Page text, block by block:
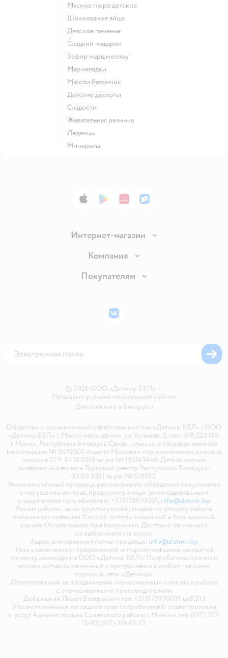
мясное пюре детское
шоколадное яйцо
детское печенье
сладкий подарок
зефир маршмеллоу
мармеладки
мюсли батончик
детские десерты
сладости
жевательная резинка
леденцы
Минералы
App StoreGoogle Play
AppGallery
RuStore
Интернет-магазин
Доставка и оплата
Правила продажи
Политика использования файлов cookie
Компания
Вакансии
Покупателям
Бонусные карты
© 2026 ООО «Детмир БЕЛ» •
Правовые условия пользования сайтом
Детский мир в Беларуси
Общество с ограниченной ответственностью «Детмир БЕЛ» ( ООО
«Детмир БЕЛ» ). Место нахождения: ул. Кульман, 3, пом. 319, 220100,
г. Минск, Республика Беларусь. Свидетельство о государственной
регистрации № 0072500 выдано Минским горисполкомом, внесена
запись в ЕГР 01.10.2018 за рег.№ 193143448. Дата внесения
интернет-магазина в Торговый реестр Республики Беларусь:
09.09.2021 за рег.№ 518552.
Уполномоченный продавца рассматривать обращения покупателей
о нарушении их прав, предусмотренных законодательством
о защите прав потребителей: +375173970001, info@detmir.by.
Режим работы: заказ круглосуточно, выдача по режиму работы
выбранного магазина. Способ оплаты: наличный и безналичный
расчёт. Оплата товара при получении. Доставка: самовывоз
из выбранного магазина.
Адрес электронной почты продавца: info@detmir.by
Книга замечаний и предложений интернет-магазина находится
по месту нахождения ООО «Детмир БЕЛ». Потребитель при этом
вправе оставить замечания и предложения в любом магазине
торговой сети «Детмир».
Ответственный за продвижение отечественных товаров и работе
с отечественными производителями
Добрицкий Павел Валерьевич тел. +375173970001 доб.213
Уполномоченный по защите прав потребителей: отдел торговли
и услуг Администрация Советского района г. Минска, тел. (017) 377-
13-93, (017) 318-13-33.
ВКонтакте